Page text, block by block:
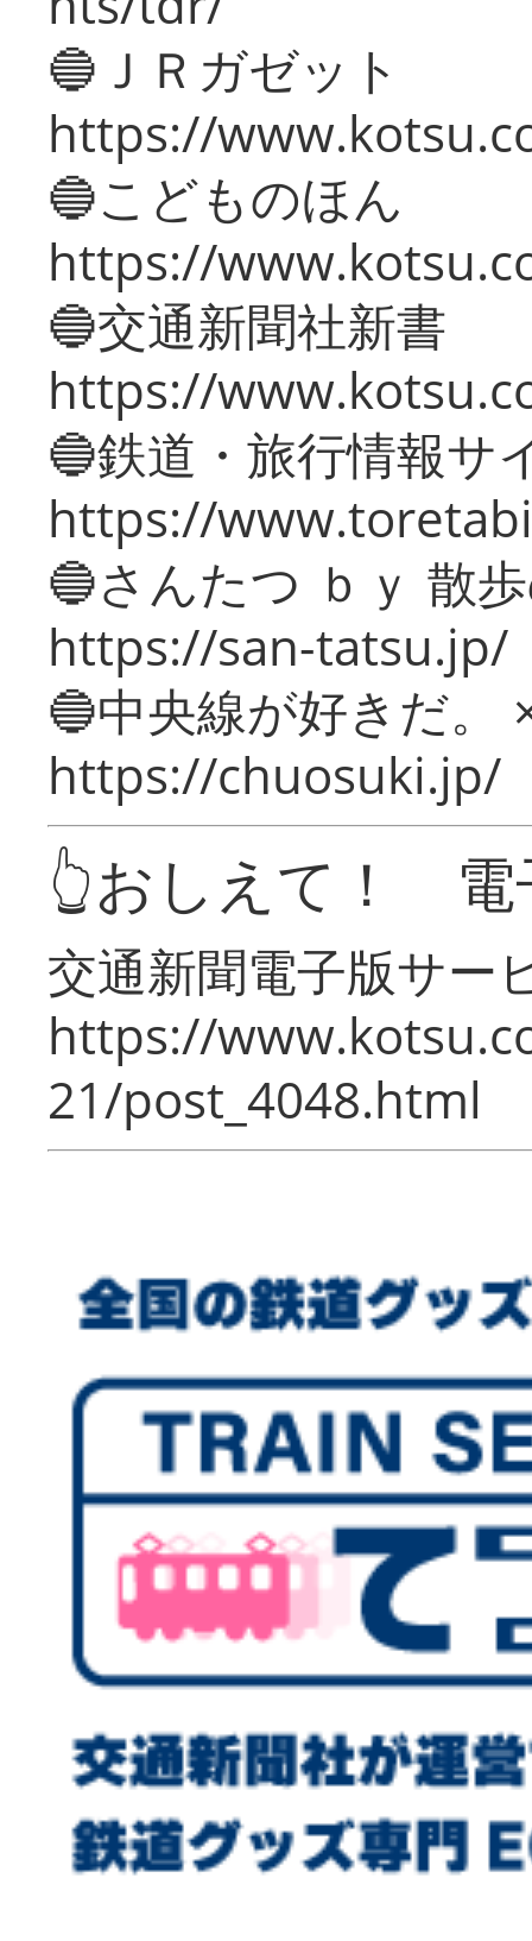
🔵ＪＲガゼット
https://
🔵こどものほん
https://
🔵交通新聞社新書
https://
🔵鉄道・旅行情報サ
https://
🔵さんたつ ｂｙ 散
https://san-tatsu.jp/
🔵中央線が好きだ。
https://chuosuki.jp/
👆おしえて！ 電
交通新聞電子版サー
https://
21/post_4048.html